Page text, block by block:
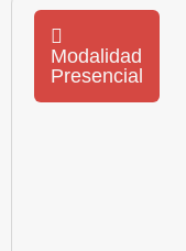
Modalidad
Presencial